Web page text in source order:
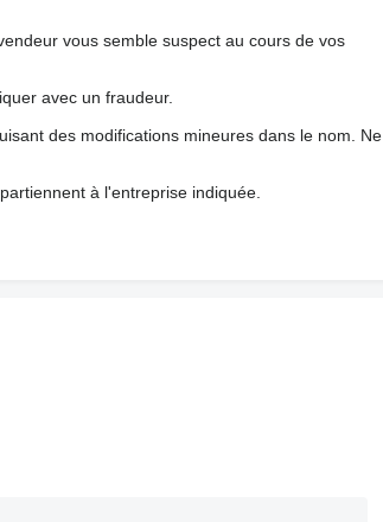
vous semble suspect au cours de vos
avec un fraudeur.
des modifications mineures dans le nom. Ne
à l'entreprise indiquée.